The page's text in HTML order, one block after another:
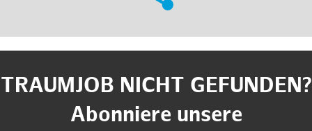
TRAUMJOB NICHT GEFUNDEN?
Abonniere unsere